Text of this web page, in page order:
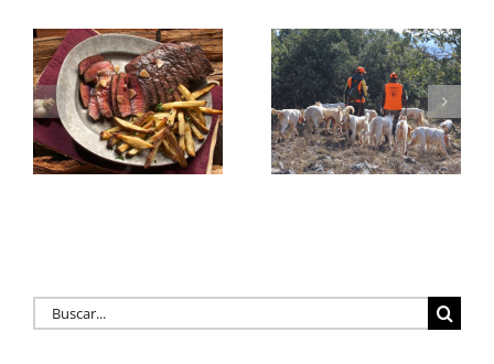
Desperdicio
criminal
Gobierno de La
Rioja la adhesión
a la licencia
interautonómica
y reconocer a la
rehala como
actor clave en la
Buscar: